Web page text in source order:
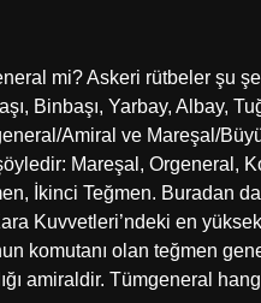
mi? Askeri rütbeler şu
Binbaşı, Yarbay, Albay,
Amiral ve Mareşal/
Mareşal, Orgeneral,
İkinci Teğmen. Buradan
Kuvvetleri’ndeki en
komutanı olan teğmen
amiraldir. Tümgeneral